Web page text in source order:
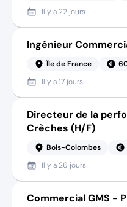
Il y a 22 jours
Ingénieur
Île de France
Il y a17 jours
Directeur de la
Crèches (H/F)
Bois-Colombes
Il y a 26 jours
Commercial GMS -